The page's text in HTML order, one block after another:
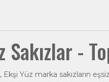
Sakızlar -
Ekşi Yüz marka sakızların